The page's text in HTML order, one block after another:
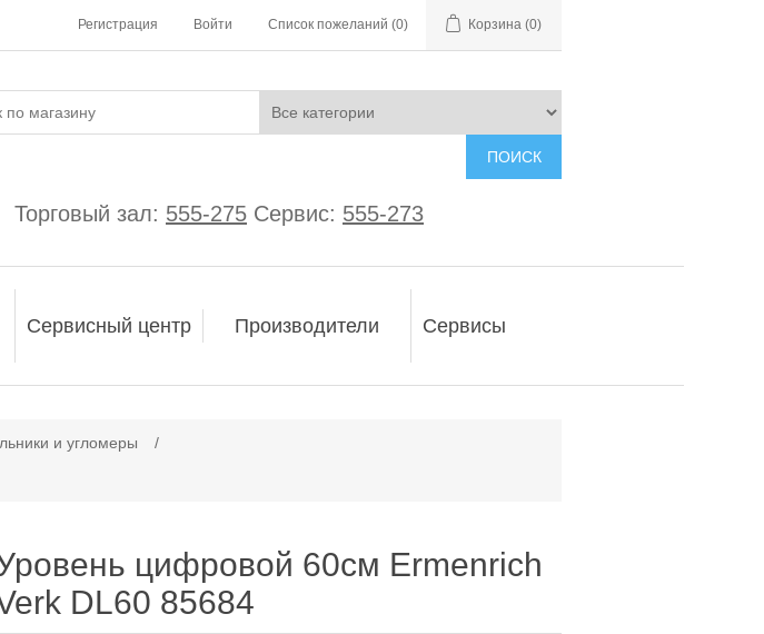
Регистрация Войти Список пожеланий (0) Корзина (0)
ПОИСК
Торговый зал: 555-275 Сервис: 555-273
Сервисный центр Производители Сервисы
и угломеры
/
цифровой 60см Ermenrich
DL60 85684